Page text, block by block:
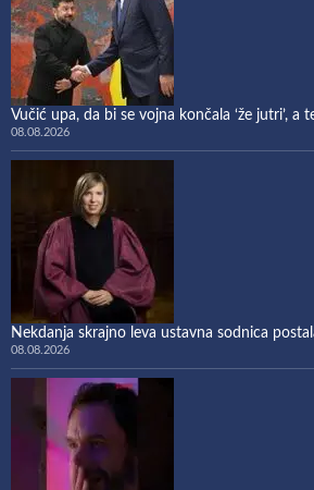
Vučić upa, da bi se vojna končala ‘že jutri’, a
08.08.2026
Nekdanja skrajno leva ustavna sodnica
08.08.2026